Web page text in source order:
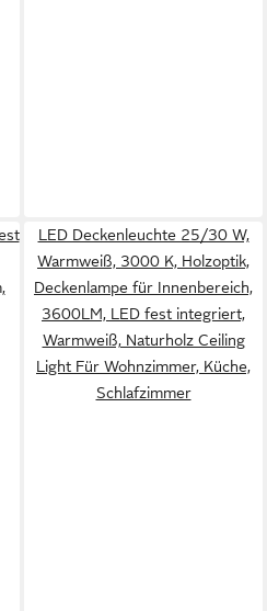
LED Deckenleuchte 25/30 W,
Warmweiß, 3000 K, Holzoptik,
Deckenlampe für Innenbereich,
3600LM, LED fest integriert,
Warmweiß, Naturholz Ceiling
Light Für Wohnzimmer, Küche,
Schlafzimmer